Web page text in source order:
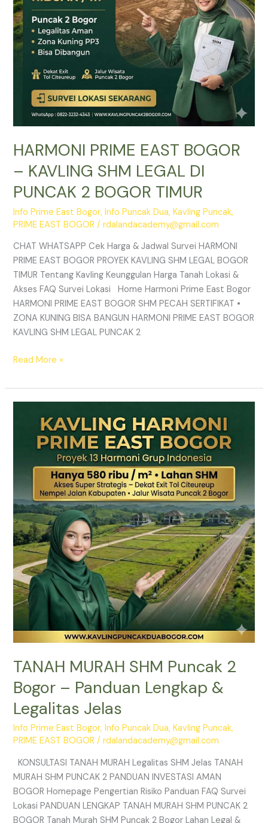
HARMONI PRIME EAST BOGOR
– KAVLING SHM LEGAL DI
PUNCAK 2 BOGOR TIMUR
Info Prime East Bogor,Info Puncak Dua,Kavling Puncak,
PRIME EAST BOGOR /rdalandacademy@gmail.com
CHAT WHATSAPP Cek Harga & Jadwal Survei HARMONI
PRIME EAST BOGOR PROYEK KAVLING SHM LEGAL BOGOR
TIMUR Tentang Kavling Keunggulan Harga Tanah Lokasi &
Akses FAQ Survei Lokasi Home Harmoni Prime East Bogor
HARMONI PRIME EAST BOGOR SHM PECAH SERTIFIKAT •
ZONA KUNING BISA BANGUN HARMONI PRIME EAST BOGOR
KAVLING SHM LEGAL PUNCAK 2
DI
PUNCAK
2
BOGOR
Read More »
TANAH MURAH SHM Puncak 2
Bogor – Panduan Lengkap &
Legalitas Jelas
Info Prime East Bogor,Info Puncak Dua,Kavling Puncak,
PRIME EAST BOGOR /rdalandacademy@gmail.com
KONSULTASI TANAH MURAH Legalitas SHM Jelas TANAH
MURAH SHM PUNCAK 2 PANDUAN INVESTASI AMAN
BOGOR Homepage Pengertian Risiko Panduan FAQ Survei
Lokasi PANDUAN LENGKAP TANAH MURAH SHM PUNCAK 2
BOGOR Tanah Murah SHM Puncak 2 Bogor Lahan Legal &
MURAH
Puncak
Panduan
Lengkap
&
Legalitas
Jelas